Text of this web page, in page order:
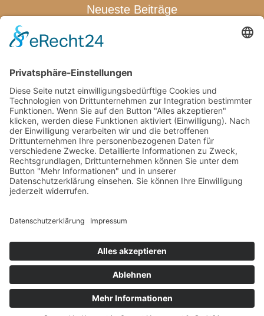
Neueste Beiträge
Warum sich eine Terrassenüberdachung für die ganze Familie
Wenn der erste Abschied schwerfällt: Was Eltern jetzt wirklich
Welche Pflegeprodukte Eltern wirklich brauchen
Von den Bienen lernen: Kindern die Natur näherbringen
Wie Familien mit kindgerechten Pools stressfreie
Freizeitmomente zuhause schaffen
© 2026 Elternzeit Ratgeber.
Datenschutz